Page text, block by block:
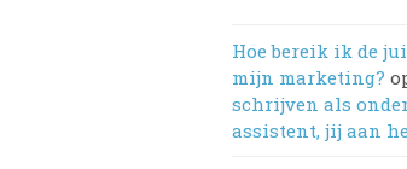
Hoe bereik ik de
mijn marketing?
schrijven als
assistent, jij aan